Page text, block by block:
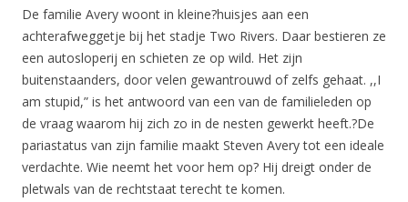
De familie Avery woont in kleine?huisjes aan een
achterafweggetje bij het stadje Two Rivers. Daar bestieren ze
een autosloperij en schieten ze op wild. Het zijn
buitenstaanders, door velen gewantrouwd of zelfs gehaat. ,,I
am stupid,” is het antwoord van een van de familieleden op
de vraag waarom hij zich zo in de nesten gewerkt heeft.?De
pariastatus van zijn familie maakt Steven Avery tot een ideale
verdachte. Wie neemt het voor hem op? Hij dreigt onder de
pletwals van de rechtstaat terecht te komen.